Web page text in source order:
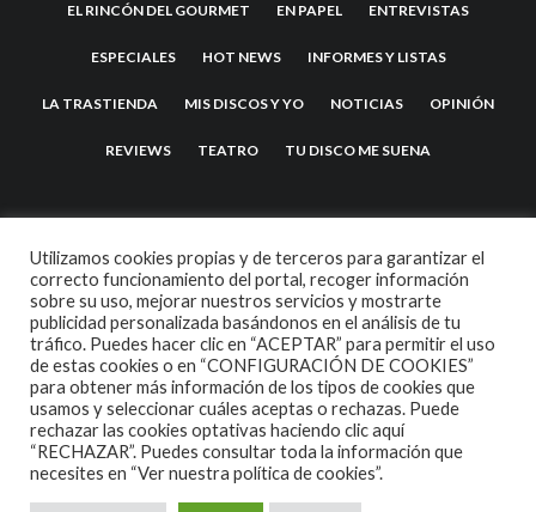
EL RINCÓN DEL GOURMET EN PAPEL ENTREVISTAS
ESPECIALES HOT NEWS INFORMES Y LISTAS
LA TRASTIENDA MIS DISCOS Y YO NOTICIAS OPINIÓN
REVIEWS TEATRO TU DISCO ME SUENA
2007 COPYRIGHT -CODETIPITHEME
Utilizamos cookies propias y de terceros para garantizar el
correcto funcionamiento del portal, recoger información
sobre su uso, mejorar nuestros servicios y mostrarte
publicidad personalizada basándonos en el análisis de tu
tráfico. Puedes hacer clic en “ACEPTAR” para permitir el uso
de estas cookies o en “CONFIGURACIÓN DE COOKIES”
para obtener más información de los tipos de cookies que
usamos y seleccionar cuáles aceptas o rechazas. Puede
rechazar las cookies optativas haciendo clic aquí
“RECHAZAR”. Puedes consultar toda la información que
necesites en “Ver nuestra política de cookies”.